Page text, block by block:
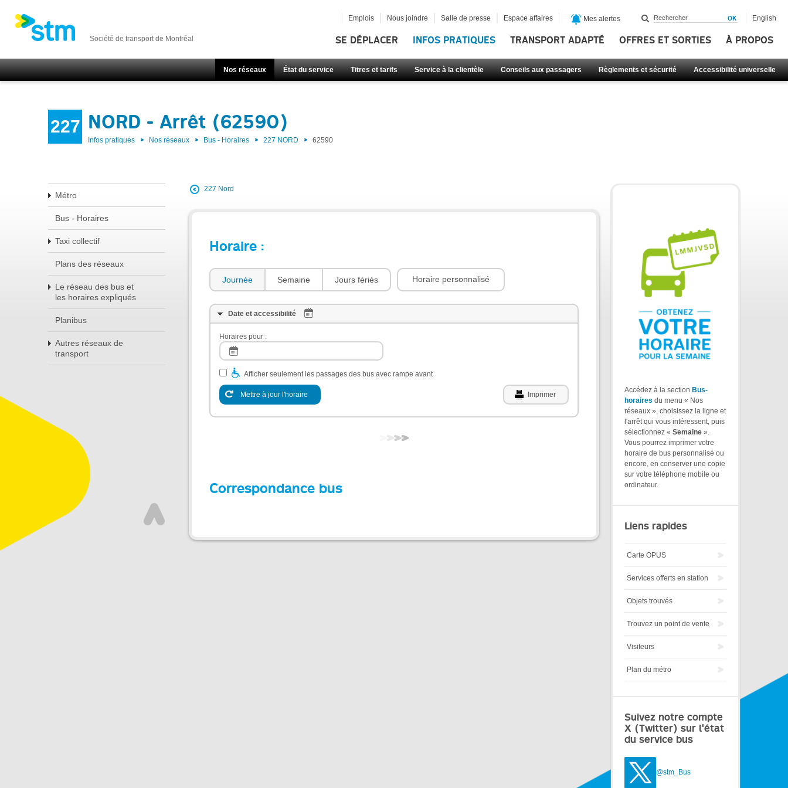
Société de transport de Montréal SE DÉPLACER INFOS PRATIQUES TRANSPORT ADAPTÉ OFFRES ET SORTIES À PROPOS
Nos réseaux État du service Titres et tarifs Service à la clientèle Conseils aux passagers Règlements et sécurité Accessibilité universelle
Emplois Nous joindre Salle de presse Espace affaires Mes alertes English
227 NORD - Arrêt (62590)
Infos pratiques Nos réseaux Bus - Horaires 227 NORD 62590
Métro
Bus - Horaires
Taxi collectif
Plans des réseaux
Le réseau des bus et
les horaires expliqués
Planibus
Autres réseaux de
transport
227 Nord
Horaire :
Journée Semaine Jours fériés Horaire personnalisé
Date et accessibilité
Horaires pour :
Afficher seulement les passages des bus avec rampe avant
Mettre à jour l'horaire Imprimer
Correspondance bus
Accédez à la section Bus-
horaires du menu « Nos
réseaux », choisissez la ligne et
l'arrêt qui vous intéressent, puis
sélectionnez « Semaine ».
Vous pourrez imprimer votre
horaire de bus personnalisé ou
encore, en conserver une copie
sur votre téléphone mobile ou
ordinateur.
Liens rapides
Carte OPUS
Services offerts en station
Objets trouvés
Trouvez un point de vente
Visiteurs
Plan du métro
Suivez notre compte
X (Twitter) sur l'état
du service bus
@stm_Bus